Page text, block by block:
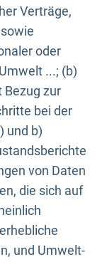
Verträge,
oder
...; (b)
Bezug zur
bei der
und b)
von Daten
die sich auf
und Umwelt-